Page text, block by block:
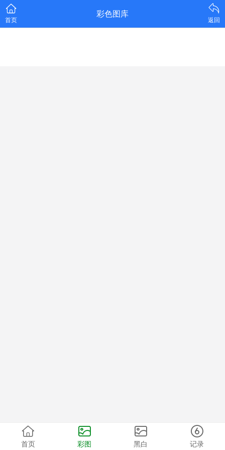
首页
彩色图库
返回
首页 彩图 黑白 记录